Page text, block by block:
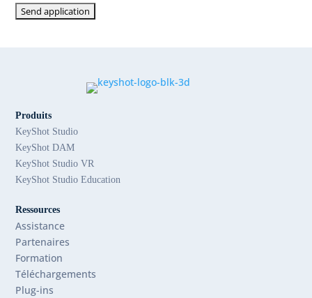
Produits
KeyShot Studio
KeyShot DAM
KeyShot Studio VR
KeyShot Studio Education
Ressources
Assistance
Partenaires
Formation
Téléchargements
Plug-ins